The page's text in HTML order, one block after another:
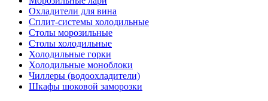
Охладители для вина
Сплит-системы холодильные
Столы морозильные
Столы холодильные
Холодильные горки
Холодильные моноблоки
Чиллеры (водоохладители)
Шкафы шоковой заморозки